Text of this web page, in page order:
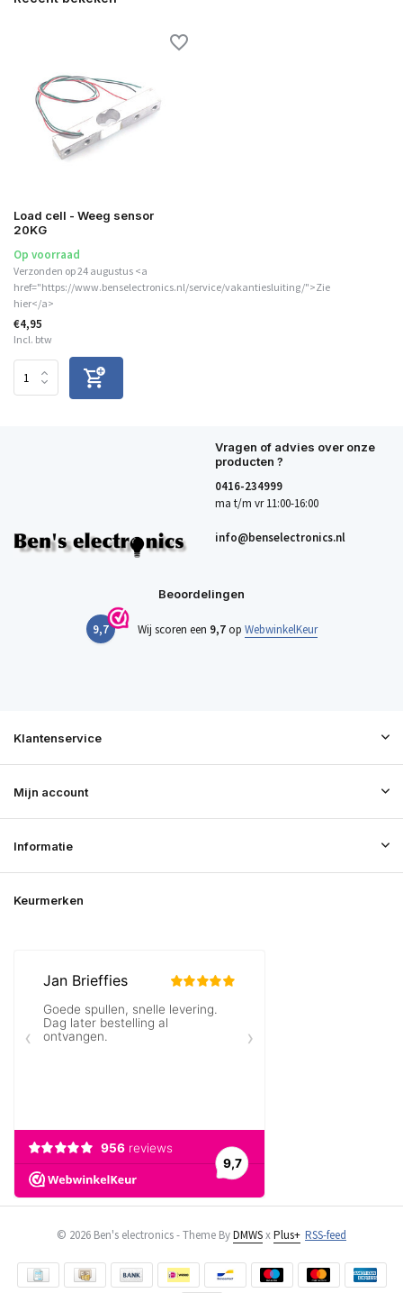
Load cell - Weeg sensor
20KG
Op voorraad
Verzonden op 24 augustus <a
href="https://www.benselectronics.nl/service/vakantiesluiting/">Zie
hier</a>
€4,95
Incl. btw
Vragen of advies over onze
producten ?
0416-234999
ma t/m vr 11:00-16:00
info@benselectronics.nl
Beoordelingen
9,7 Wij scoren een 9,7op WebwinkelKeur
Klantenservice
Mijn account
Informatie
Keurmerken
© 2026 Ben's electronics - Theme ByDMWSxPlus+ RSS-feed